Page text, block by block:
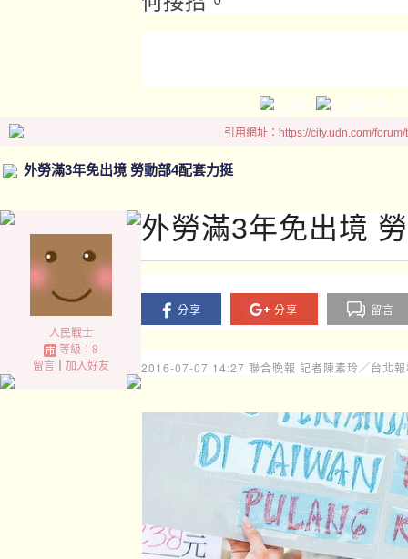
引用網址：https://city.udn.com/
外勞滿3年免出境 勞動部4配套力挺
人民戰士
等級：8
留言｜ 加入好友
外勞滿3年免出境
分享 分享 留言
2016-07-07 14:27 聯合晚報 記者陳素玲／台北